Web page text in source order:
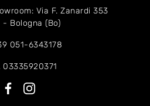
Via F. Zanardi 353
- Bologna (Bo)
051-6343178
03335920371